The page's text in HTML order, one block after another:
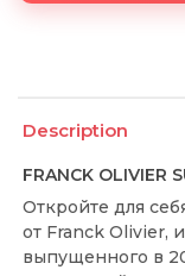
Description
FRANCK OLIVIER
Откройте для
от Franck Olivier,
выпущенного в